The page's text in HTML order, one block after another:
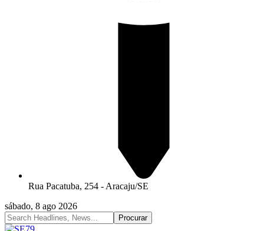
Rua Pacatuba, 254 - Aracaju/SE
sábado, 8 ago 2026